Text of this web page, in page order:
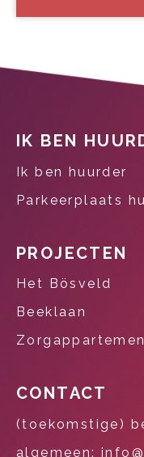
IK BEN
Ik ben huurder
Parkeerplaats
PROJECTEN
Het Bösveld
Beeklaan
CONTACT
(toekomstige)
algemeen: